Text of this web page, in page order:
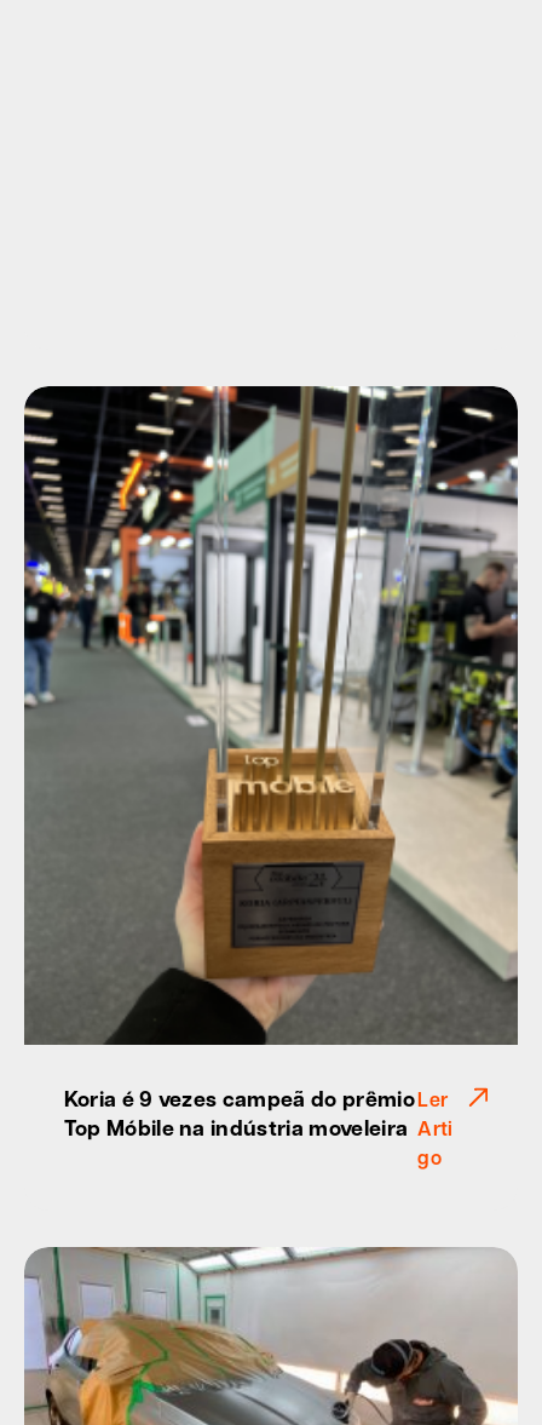
Koria é 9 vezes campeã do prêmio
Top Móbile na indústria moveleira
Ler
Arti
go